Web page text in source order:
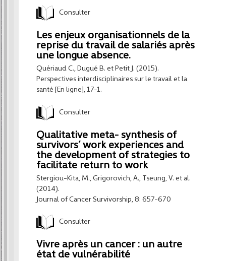
Consulter
Les enjeux organisationnels de la
reprise du travail de salariés après
une longue absence.
Quériaud C., Dugué B. et Petit J. (2015).
Perspectives interdisciplinaires sur le travail et la
santé [En ligne], 17-1.
Consulter
Qualitative meta- synthesis of
survivors’ work experiences and
the development of strategies to
facilitate return to work
Stergiou-Kita, M., Grigorovich, A., Tseung, V. et al.
(2014).
Journal of Cancer Survivorship, 8: 657-670
Consulter
Vivre après un cancer : un autre
état de vulnérabilité